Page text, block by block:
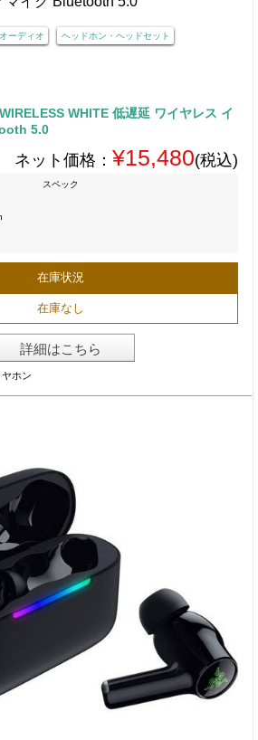
ーディオ ヘッドホン・ヘッドセット
WHITE 低遅延 ワイヤレス イ
5.0
ネット価格： ¥15,480(税込)
スペック
在庫状況
在庫なし
詳細はこちら
ホン